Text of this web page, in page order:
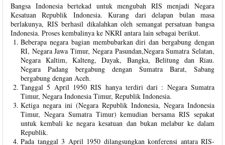
Bangsa Indonesia bertekad untuk mengubah RIS menjadi Negara
Kesatuan Republik Indonesia. Kurang dari delapan bulan masa
berlakunya, RIS berhasil dikalahkan oleh semangat persatuan bangsa
Indonesia. Proses kembalinya ke NKRI antara lain sebagai berikut.
Beberapa negara bagian membubarkan diri dan bergabung dengan
RI, Negara Jawa Timur, Negara Pasundan,Negara Sumatra Selatan,
Negara Kaltim, Kalteng, Dayak, Bangka, Belitung dan Riau.
Negara Padang bergabung dengan Sumatra Barat, Sabang
bergabung dengan Aceh.
Tanggal 5 April 1950 RIS hanya terdiri dari : Negara Sumatra
Timur, Negara Indonesia Timur, Republik Indonesia.
Ketiga negara ini (Negara Republik Indonesia, Negara Indonesia
Timur, Negara Sumatra Timur) kemudian bersama RIS sepakat
untuk kembali ke negara kesatuan dan bukan melabur ke dalam
Republik.
Pada tanggal 3 April 1950 dilangsungkan konferensi antara RIS-